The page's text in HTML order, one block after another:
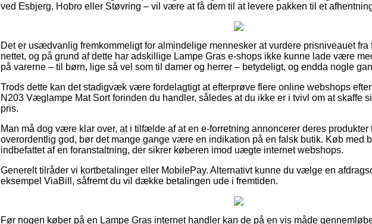
ved Esbjerg, Hobro eller Støvring – vil være at få dem til at levere pakken til et
Det er usædvanlig fremkommeligt for almindelige mennesker at vurdere prisniveauet fra
nettet, og på grund af dette har adskillige Lampe Gras e-shops ikke kunne lade være
på varerne – til børn, lige så vel som til damer og herrer – betydeligt, og endda nogle
Trods dette kan det stadigvæk være fordelagtigt at efterprøve flere online webshops
N203 Væglampe Mat Sort forinden du handler, således at du ikke er i tvivl om at skaffe
pris.
Man må dog være klar over, at i tilfælde af at en e-forretning annoncerer deres produkter
overordentlig god, bør det mange gange være en indikation på en falsk butik. Køb med
indbefattet af en foranstaltning, der sikrer køberen imod uægte internet webshops.
Generelt tilråder vi kortbetalinger eller MobilePay. Alternativt kunne du vælge en
eksempel ViaBill, såfremt du vil dække betalingen ude i fremtiden.
Før nogen køber på en Lampe Gras internet handler kan de på en vis måde